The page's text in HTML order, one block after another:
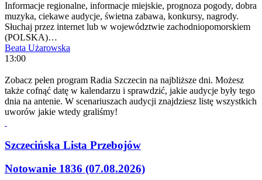
Informacje regionalne, informacje miejskie, prognoza pogody, dobra
muzyka, ciekawe audycje, świetna zabawa, konkursy, nagrody.
Słuchaj przez internet lub w województwie zachodniopomorskiem
(POLSKA)…
Beata Użarowska
13:00
Zobacz pełen program Radia Szczecin na najbliższe dni. Możesz
także cofnąć datę w kalendarzu i sprawdzić, jakie audycje były tego
dnia na antenie. W scenariuszach audycji znajdziesz listę wszystkich
uworów jakie wtedy graliśmy!
Szczecińska Lista Przebojów
Notowanie 1836 (07.08.2026)